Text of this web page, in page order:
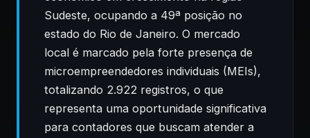
Sudeste, ocupando a 49ª posição no
estado do Rio de Janeiro. O mercado
local é marcado pela forte presença de
microempreendedores individuais (MEIs),
totalizando 2.922 registros, o que
representa uma oportunidade significativa
para contadores que buscam atender a